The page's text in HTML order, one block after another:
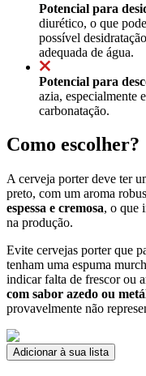
Potencial para
diurético, o que
possível
adequada de água.
Potencial para
azia, especialmente
carbonatação.
Como escolher?
A cerveja porter deve ter
preto, com um aroma
espessa e cremosa, o que
na produção.
Evite cervejas porter que
tenham uma espuma
indicar falta de frescor ou
com sabor azedo ou
provavelmente não
Adicionar à sua lista